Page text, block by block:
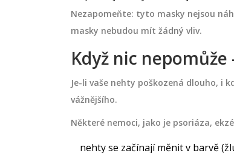
Nezapomeňte: tyto masky nejsou
masky nebudou mít žádný vliv.
Když nic nepomůže
Je-li vaše nehty poškozená dlouho, i
vážnějšího.
Některé nemoci, jako je psoriáza,
nehty se začínají měnit v barvě